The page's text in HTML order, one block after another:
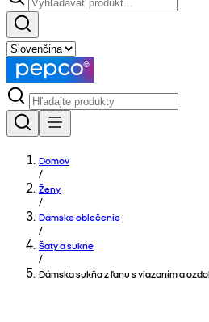
Domov
/
Ženy
/
Dámske oblečenie
/
Šaty a sukne
/
Dámska sukňa z ľanu s viazaním a